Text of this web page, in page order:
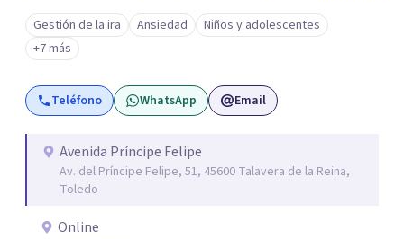
el trastorno obsesivo-compulsivo (TOC). Mi enfoque
terapéutico se adapta a tus necesidades específicas,
utilizando herramientas y técnicas que te ayuden a
comprender y transformar aquello que te preocupa. Creo
firmemente que el bienestar emocional es un derecho y,
control sobre tu vida y tus emociones. Mi misión es que te
sientas escuchado/a, comprendido/a y empoderado/a
para enfrentar tus problemas y lograr un cambio positivo
y duradero. Si estás listo/a para comenzar este viaje hacia
Gestión de la ira Ansiedad
Niños y adolescentes
+7 más
Teléfono WhatsApp Email
Avenida Príncipe Felipe
Av. del Príncipe Felipe, 51, 45600 Talavera de la Reina,
Toledo
Online